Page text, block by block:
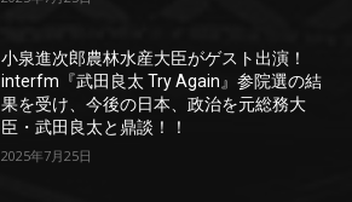
小泉進次郎農林水産大臣がゲスト出演！
interfm『武田良太 Try Again』参院選の結
果を受け、今後の日本、政治を元総務大
臣・武田良太と鼎談！！
2025年7月25日